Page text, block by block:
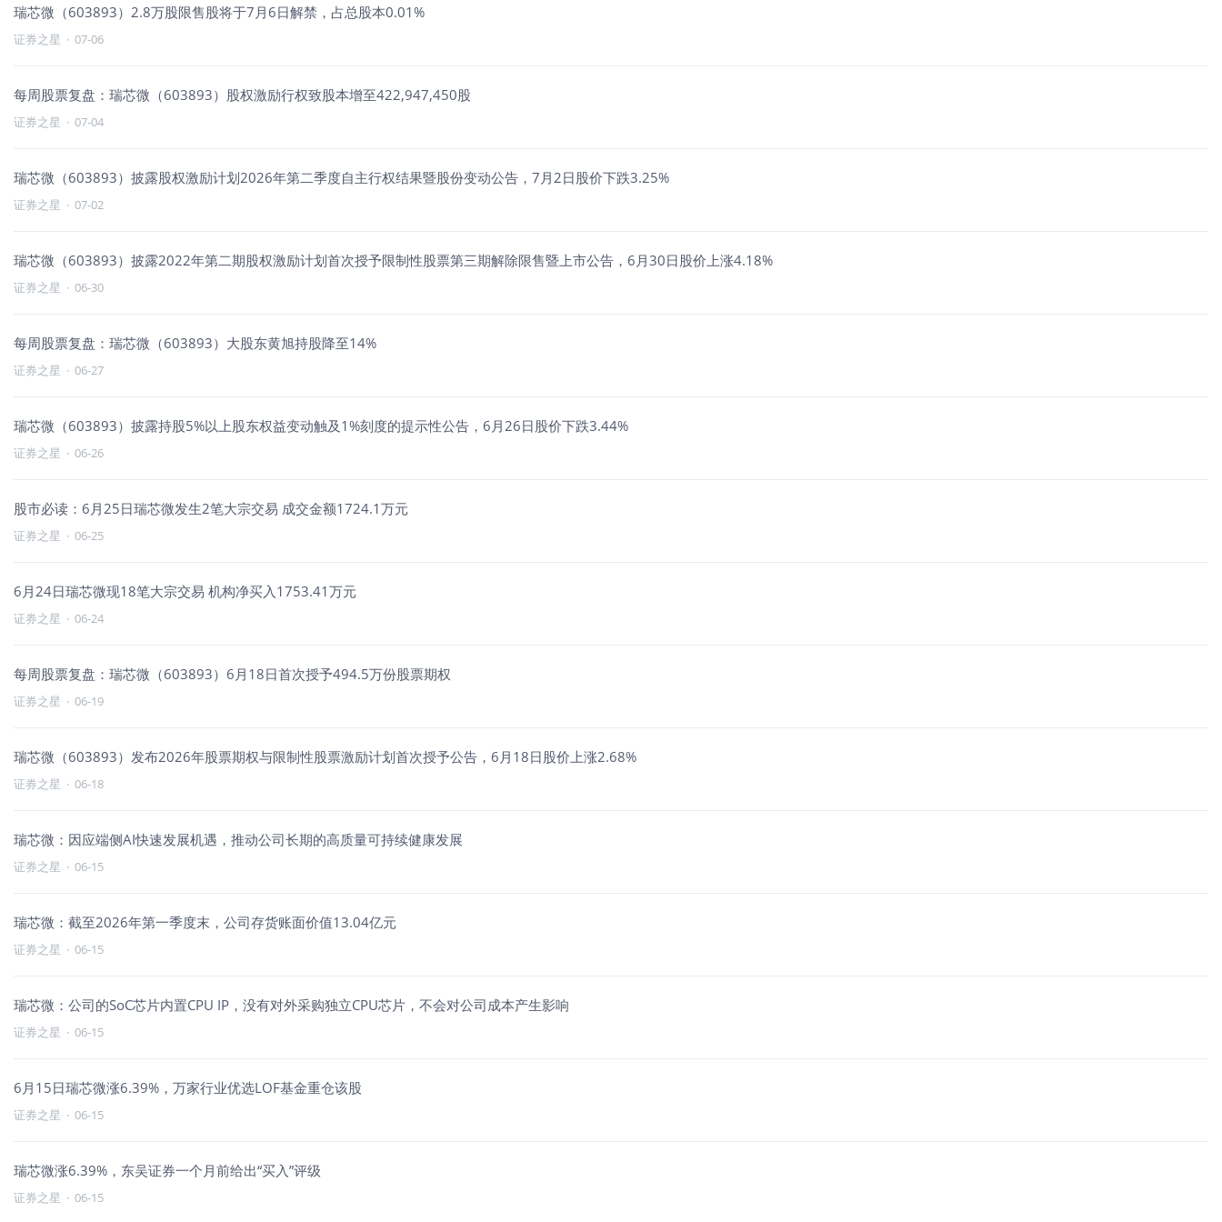
瑞芯微（603893）2.8万股限售股将于7月6日解禁，占总股本0.01%
证券之星 · 07-06
每周股票复盘：瑞芯微（603893）股权激励行权致股本增至422,947,450股
证券之星 · 07-04
瑞芯微（603893）披露股权激励计划2026年第二季度自主行权结果暨股份变动公告，7月2日股价下跌3.25%
证券之星 · 07-02
瑞芯微（603893）披露2022年第二期股权激励计划首次授予限制性股票第三期解除限售暨上市公告，6月30日股价上涨4.18%
证券之星 · 06-30
每周股票复盘：瑞芯微（603893）大股东黄旭持股降至14%
证券之星 · 06-27
瑞芯微（603893）披露持股5%以上股东权益变动触及1%刻度的提示性公告，6月26日股价下跌3.44%
证券之星 · 06-26
股市必读：6月25日瑞芯微发生2笔大宗交易 成交金额1724.1万元
证券之星 · 06-25
6月24日瑞芯微现18笔大宗交易 机构净买入1753.41万元
证券之星 · 06-24
每周股票复盘：瑞芯微（603893）6月18日首次授予494.5万份股票期权
证券之星 · 06-19
瑞芯微（603893）发布2026年股票期权与限制性股票激励计划首次授予公告，6月18日股价上涨2.68%
证券之星 · 06-18
瑞芯微：因应端侧AI快速发展机遇，推动公司长期的高质量可持续健康发展
证券之星 · 06-15
瑞芯微：截至2026年第一季度末，公司存货账面价值13.04亿元
证券之星 · 06-15
瑞芯微：公司的SoC芯片内置CPU IP，没有对外采购独立CPU芯片，不会对公司成本产生影响
证券之星 · 06-15
6月15日瑞芯微涨6.39%，万家行业优选LOF基金重仓该股
证券之星 · 06-15
瑞芯微涨6.39%，东吴证券一个月前给出“买入”评级
证券之星 · 06-15